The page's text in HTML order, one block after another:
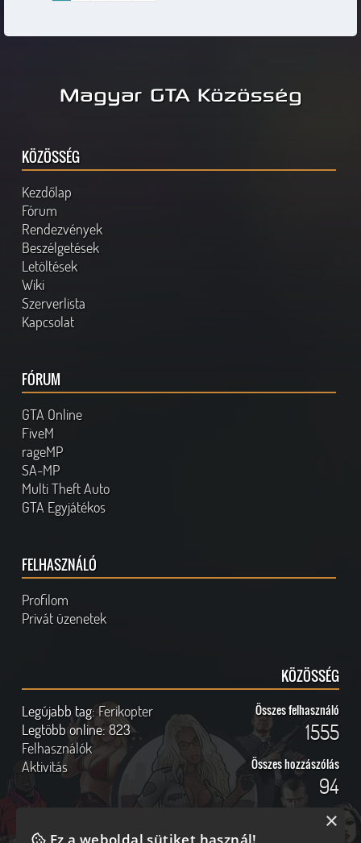
Magyar GTA Közösség
KÖZÖSSÉG
Kezdőlap
Fórum
Rendezvények
Beszélgetések
Letöltések
Wiki
Szerverlista
Kapcsolat
FÓRUM
GTA Online
FiveM
rageMP
SA-MP
Multi Theft Auto
GTA Egyjátékos
FELHASZNÁLÓ
Profilom
Privát üzenetek
KÖZÖSSÉG
Legújabb tag:Ferikopter
Legtöbb online:823
Felhasználók
Aktivitás
Összes felhasználó
1555
Összes hozzászólás
94
×